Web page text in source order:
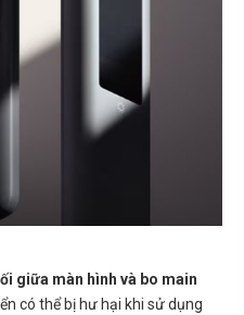
giữa màn hình và bo main
có thể bị hư hại khi sử dụng